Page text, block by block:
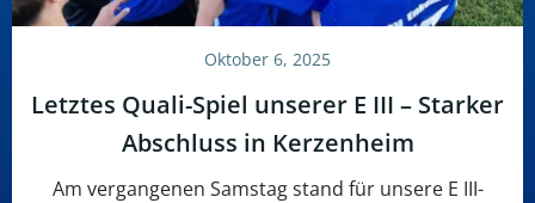
Oktober 6, 2025
Letztes Quali-Spiel unserer E III – Starker
Abschluss in Kerzenheim
Am vergangenen Samstag stand für unsere E III-